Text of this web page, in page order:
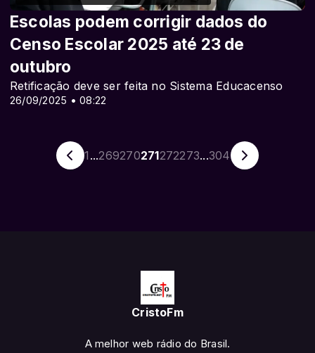
26/09/2025 • 08:22
Escolas podem corrigir dados do
Censo Escolar 2025 até 23 de
outubro
Retificação deve ser feita no Sistema Educacenso
1 ...269270271272273...304
CristoFm
A melhor web rádio do Brasil.